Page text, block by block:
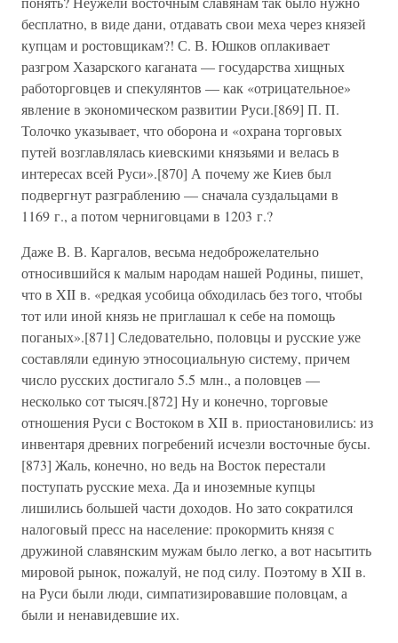
бесплатно, в виде дани, отдавать свои меха через князей
купцам и ростовщикам?! С. В. Юшков оплакивает
разгром Хазарского каганата — государства хищных
работорговцев и спекулянтов — как «отрицательное»
явление в экономическом развитии Руси.[869] П. П.
Толочко указывает, что оборона и «охрана торговых
путей возглавлялась киевскими князьями и велась в
интересах всей Руси».[870] А почему же Киев был
подвергнут разграблению — сначала суздальцами в
1169 г., а потом черниговцами в 1203 г.?
Даже В. В. Каргалов, весьма недоброжелательно
относившийся к малым народам нашей Родины, пишет,
что в XII в. «редкая усобица обходилась без того, чтобы
тот или иной князь не приглашал к себе на помощь
поганых».[871] Следовательно, половцы и русские уже
составляли единую этносоциальную систему, причем
число русских достигало 5.5 млн., а половцев —
несколько сот тысяч.[872] Ну и конечно, торговые
отношения Руси с Востоком в XII в. приостановились: из
инвентаря древних погребений исчезли восточные бусы.
[873] Жаль, конечно, но ведь на Восток перестали
поступать русские меха. Да и иноземные купцы
лишились большей части доходов. Но зато сократился
налоговый пресс на население: прокормить князя с
дружиной славянским мужам было легко, а вот насытить
мировой рынок, пожалуй, не под силу. Поэтому в XII в.
на Руси были люди, симпатизировавшие половцам, а
были и ненавидевшие их.